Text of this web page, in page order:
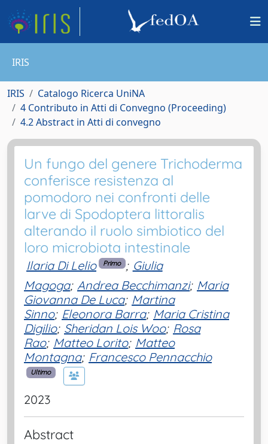
IRIS
IRIS
Catalogo Ricerca UniNA
4 Contributo in Atti di Convegno (Proceeding)
4.2 Abstract in Atti di convegno
Un fungo del genere Trichoderma
conferisce resistenza al
pomodoro nei confronti delle
larve di Spodoptera littoralis
alterando il ruolo simbiotico del
loro microbiota intestinale
Ilaria Di Lelio Primo ; Giulia
Magoga; Andrea Becchimanzi; Maria
Giovanna De Luca; Martina
Sinno; Eleonora Barra; Maria Cristina
Digilio; Sheridan Lois Woo; Rosa
Rao; Matteo Lorito; Matteo
Montagna; Francesco Pennacchio
Ultimo
2023
Abstract